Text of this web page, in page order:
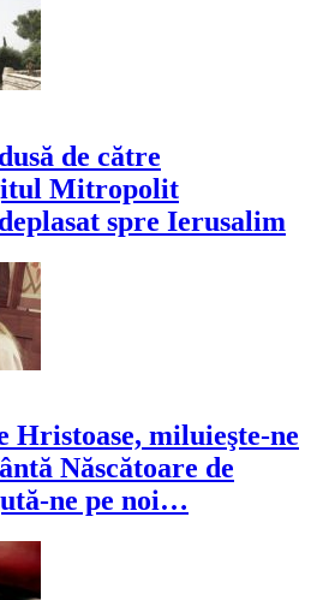
de către
Mitropolit
spre Ierusalim
Hristoase, miluieşte-ne
Născătoare de
ne pe noi…